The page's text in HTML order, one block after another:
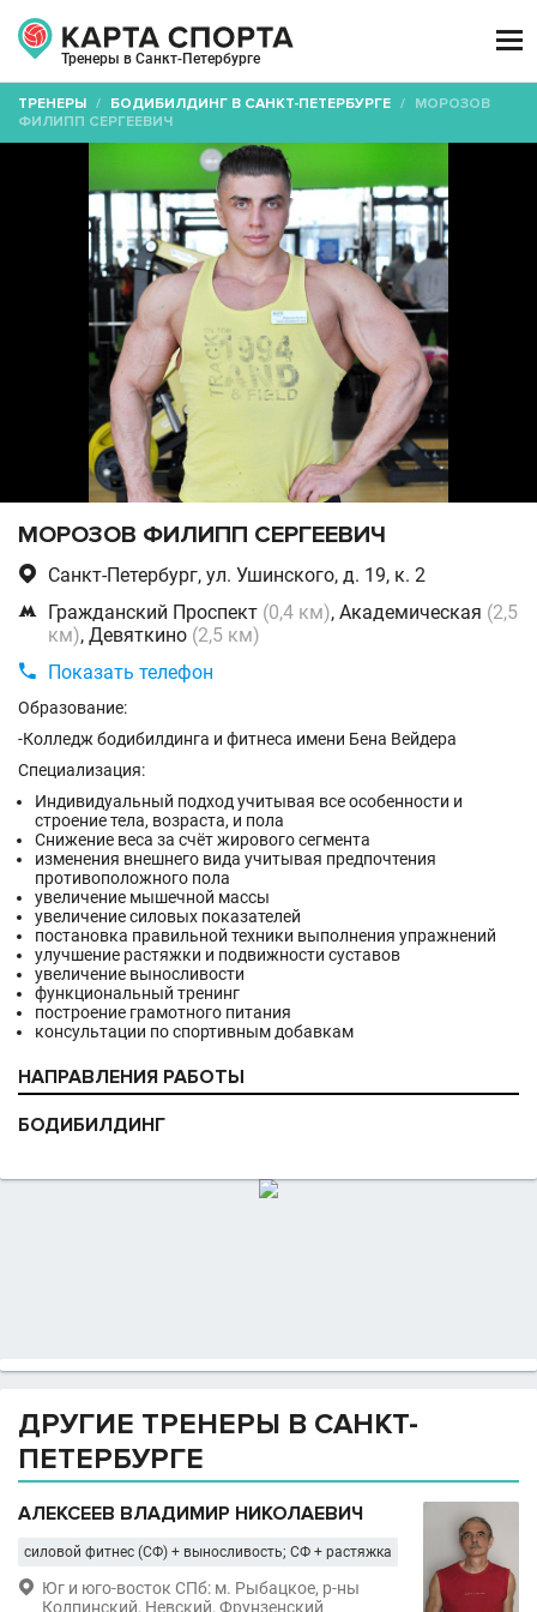
Тренеры в Санкт-Петербурге

ТРЕНЕРЫ / БОДИБИЛДИНГ В САНКТ-ПЕТЕРБУРГЕ / МОРОЗОВ
ФИЛИПП СЕРГЕЕВИЧ
МОРОЗОВ ФИЛИПП СЕРГЕЕВИЧ
 Санкт-Петербург, ул. Ушинского, д. 19, к. 2
 Гражданский Проспект (0,4 км), Академическая (2,5
км), Девяткино (2,5 км)
 Показать телефон
Образование:
-Колледж бодибилдинга и фитнеса имени Бена Вейдера
Специализация:
Индивидуальный подход учитывая все особенности и
строение тела, возраста, и пола
Снижение веса за счёт жирового сегмента
изменения внешнего вида учитывая предпочтения
противоположного пола
увеличение мышечной массы
увеличение силовых показателей
постановка правильной техники выполнения упражнений
улучшение растяжки и подвижности суставов
увеличение выносливости
функциональный тренинг
построение грамотного питания
консультации по спортивным добавкам
НАПРАВЛЕНИЯ РАБОТЫ
БОДИБИЛДИНГ
ДРУГИЕ ТРЕНЕРЫ В САНКТ-
ПЕТЕРБУРГЕ
АЛЕКСЕЕВ ВЛАДИМИР НИКОЛАЕВИЧ
силовой фитнес (СФ) + выносливость; СФ + растяжка
 Юг и юго-восток СПб: м. Рыбацкое, р-ны
Колпинский, Невский, Фрунзенский